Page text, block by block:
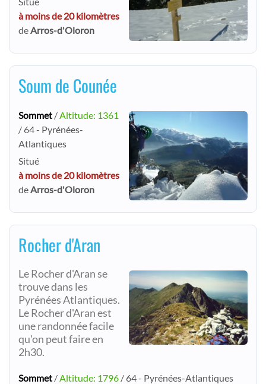
à moins de 20 kilomètres
deArros-d'Oloron
Soum de Counée
Sommet /Altitude: 1361
/ 64 - Pyrénées-
Atlantiques
Situé
à moins de 20 kilomètres
deArros-d'Oloron
Rocher d'Aran
Le Rocher d'Aran se
trouve dans les
Pyrénées Atlantiques.
Le Rocher d'Aran est
une randonnée facile
qu'on peut faire en
2h30.
Sommet /Altitude: 1796 / 64 - Pyrénées-Atlantiques